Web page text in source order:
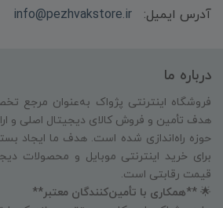
آدرس ایمیل:
info@pezhvakstore.ir
درباره ما
فروشگاه اینترنتی پژواک به‌عنوان مرجع
هدف تأمین و فروش کالای دیجیتال اصلی و
حوزه راه‌اندازی شده است. هدف ما ایجاد
برای خرید اینترنتی موبایل و محصولات
قیمت رقابتی است.
🌟 **همکاری با تأمین‌کنندگان معتبر**